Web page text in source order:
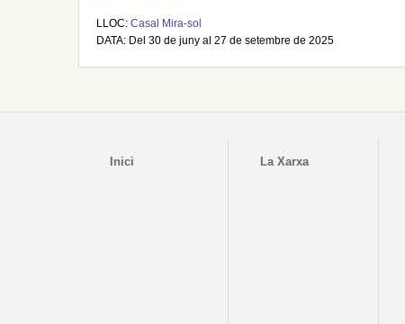
LLOC: Casal Mira-sol
DATA: Del 30 de juny al 27 de setembre de 2025
Inici La Xarxa